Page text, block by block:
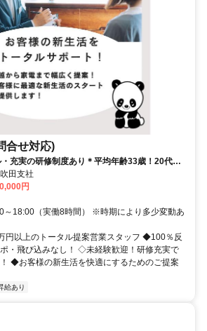
合せ対応)
充実の研修制度あり＊平均年齢33歳！20代の
田支社
円
～18:00（実働8時間） ※時期により多少変動あ
円以上のトータル提案営業スタッフ ◆100％反
・飛び込みなし！ ◇未経験歓迎！研修充実で
◆お客様の新生活を快適にするためのご提案
給あり